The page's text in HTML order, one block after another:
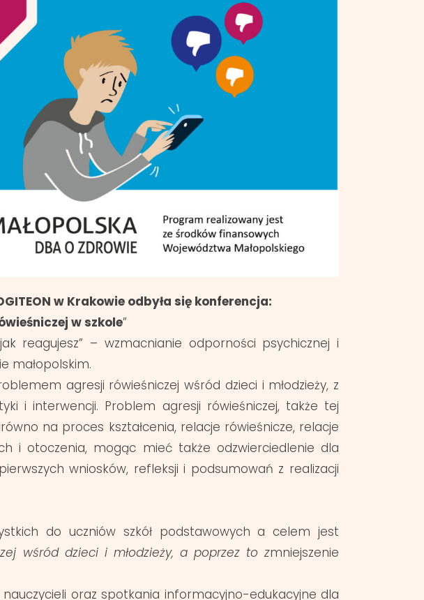
w Krakowie odbyła się konferencja:
w szkole”
reagujesz” – wzmacnianie odporności psychicznej i
małopolskim.
agresji rówieśniczej wśród dzieci i młodzieży, z
i interwencji. Problem agresji rówieśniczej, także tej
na proces kształcenia, relacje rówieśnicze, relacje
i otoczenia, mogąc mieć także odzwierciedlenie dla
wniosków, refleksji i podsumowań z realizacji
do uczniów szkół podstawowych a celem jest
wśród dzieci i młodzieży, a poprzez to zmniejszenie
oraz spotkania informacyjno-edukacyjne dla